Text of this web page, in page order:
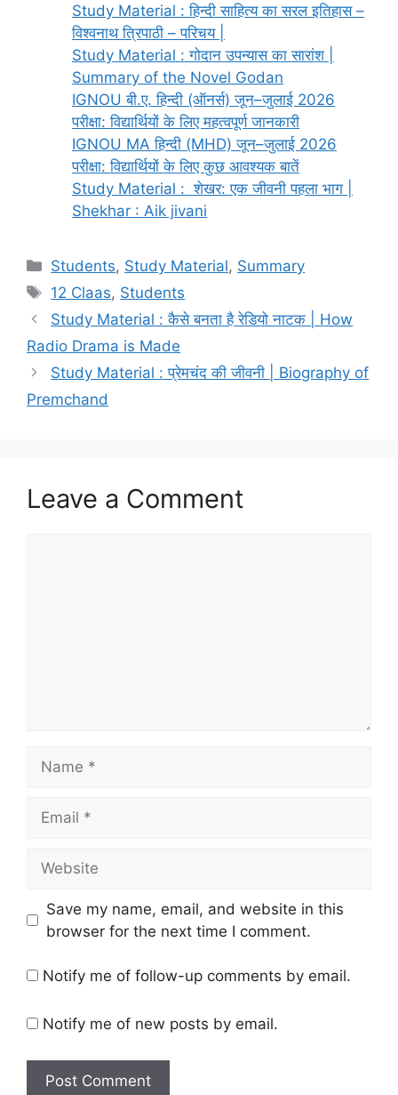
Study Material : हिन्दी साहित्य का सरल इतिहास –
विश्वनाथ त्रिपाठी – परिचय |
Study Material : गोदान उपन्यास का सारांश |
Summary of the Novel Godan
IGNOU बी.ए. हिन्दी (ऑनर्स) जून–जुलाई 2026
परीक्षा: विद्यार्थियों के लिए महत्वपूर्ण जानकारी
IGNOU MA हिन्दी (MHD) जून–जुलाई 2026
परीक्षा: विद्यार्थियों के लिए कुछ आवश्यक बातें
Study Material : शेखर: एक जीवनी पहला भाग |
Shekhar : Aik jivani
Students, Study Material, Summary
12 Claas, Students
Study Material : कैसे बनता है रेडियो नाटक | How
Radio Drama is Made
Study Material : प्रेमचंद की जीवनी | Biography of
Premchand
Leave a Comment
Save my name, email, and website in this
browser for the next time I comment.
Notify me of follow-up comments by email.
Notify me of new posts by email.